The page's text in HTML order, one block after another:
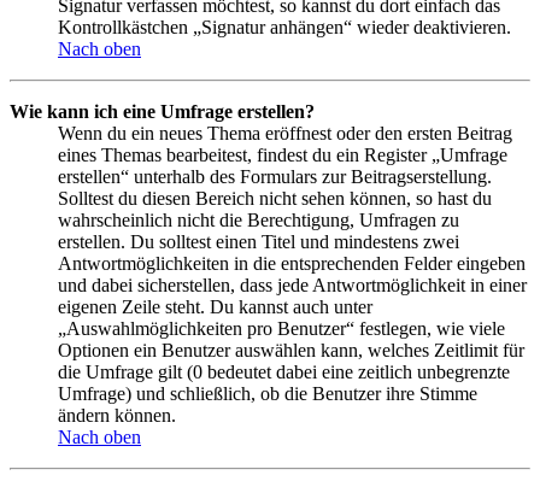
Signatur verfassen möchtest, so kannst du dort einfach das
Kontrollkästchen „Signatur anhängen“ wieder deaktivieren.
Nach oben
Wie kann ich eine Umfrage erstellen?
Wenn du ein neues Thema eröffnest oder den ersten Beitrag
eines Themas bearbeitest, findest du ein Register „Umfrage
erstellen“ unterhalb des Formulars zur Beitragserstellung.
Solltest du diesen Bereich nicht sehen können, so hast du
wahrscheinlich nicht die Berechtigung, Umfragen zu
erstellen. Du solltest einen Titel und mindestens zwei
Antwortmöglichkeiten in die entsprechenden Felder eingeben
und dabei sicherstellen, dass jede Antwortmöglichkeit in einer
eigenen Zeile steht. Du kannst auch unter
„Auswahlmöglichkeiten pro Benutzer“ festlegen, wie viele
Optionen ein Benutzer auswählen kann, welches Zeitlimit für
die Umfrage gilt (0 bedeutet dabei eine zeitlich unbegrenzte
Umfrage) und schließlich, ob die Benutzer ihre Stimme
ändern können.
Nach oben